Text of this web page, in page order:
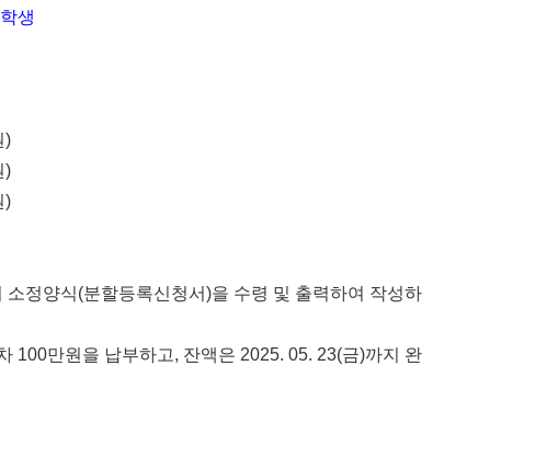
생
)
)
)
소정양식(분할등록신청서)을 수령 및 출력하여 작성하
100만원을 납부하고, 잔액은 2025. 05. 23(금)까지 완